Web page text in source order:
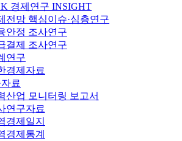
경제연구 INSIGHT
전망 핵심이슈·심층연구
안정 조사연구
결제 조사연구
연구
경제자료
료
산업 모니터링 보고서
연구자료
경제일지
경제통계